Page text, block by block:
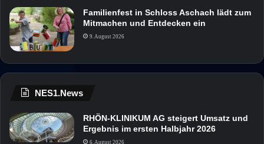
Familienfest in Schloss Aschach lädt zum
Mitmachen und Entdecken ein
9. August 2026
NES1.News
RHÖN-KLINIKUM AG steigert Umsatz und
Ergebnis im ersten Halbjahr 2026
6. August 2026